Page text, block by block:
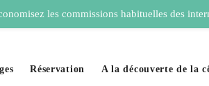
Réservation A la découverte de la
les commissions habituelles des